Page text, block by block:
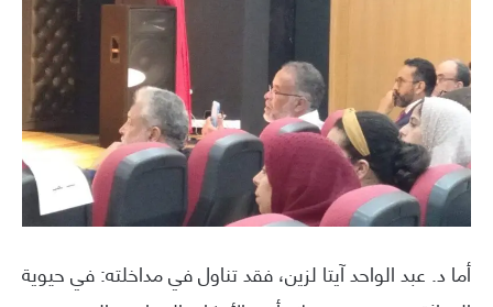
أما د. عبد الواحد آيتا لزين، فقد تناول في مداخلته: في حيوية